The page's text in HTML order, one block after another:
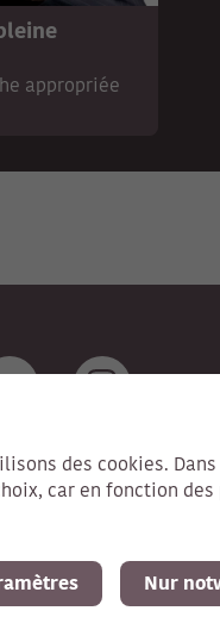
appropriée
des cookies.
car en fonction
Nur